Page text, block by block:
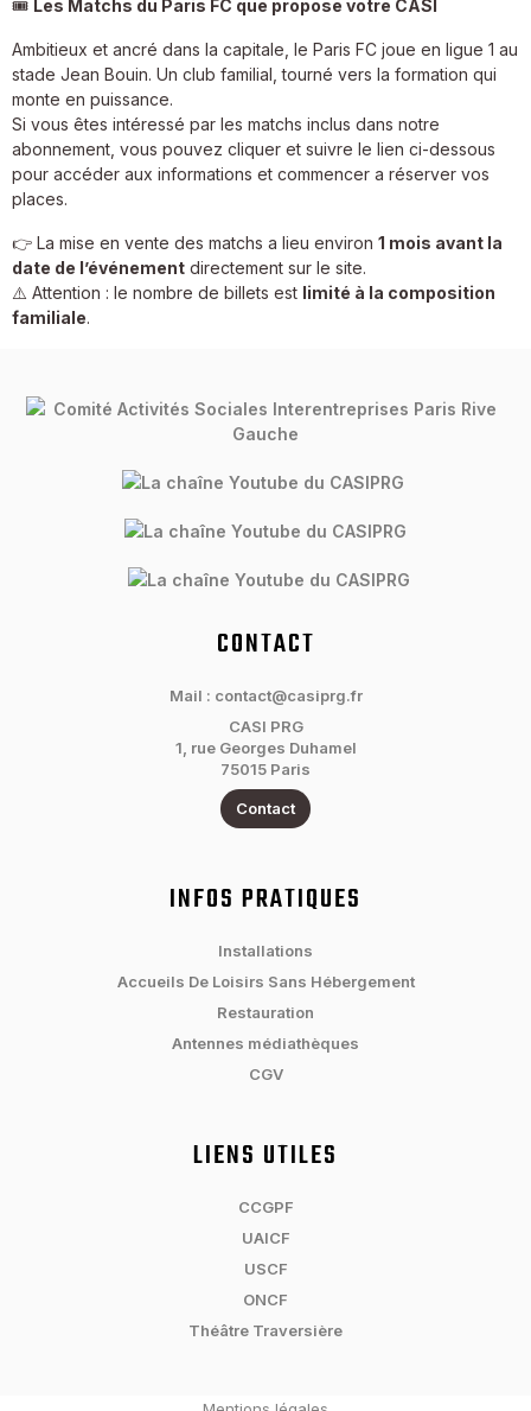
🎟️ Les Matchs du Paris FC que propose votre CASI
Ambitieux et ancré dans la capitale, le Paris FC joue en ligue 1 au
stade Jean Bouin. Un club familial, tourné vers la formation qui
monte en puissance.
Si vous êtes intéressé par les matchs inclus dans notre
abonnement, vous pouvez cliquer et suivre le lien ci-dessous
pour accéder aux informations et commencer a réserver vos
places.
👉 La mise en vente des matchs a lieu environ 1 mois avant la
date de l’événement directement sur le site.
⚠️ Attention : le nombre de billets est limité à la composition
familiale.
CONTACT
Mail : contact@casiprg.fr
CASI PRG
1, rue Georges Duhamel
75015 Paris
Contact
INFOS PRATIQUES
Installations
Accueils De Loisirs Sans Hébergement
Restauration
Antennes médiathèques
CGV
LIENS UTILES
CCGPF
UAICF
USCF
ONCF
Théâtre Traversière